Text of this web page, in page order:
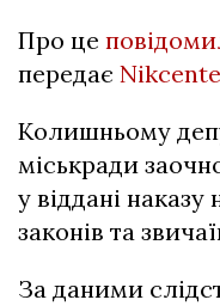
Про це
передає
Колишньому
міськради
у віддані
законів та
За даними